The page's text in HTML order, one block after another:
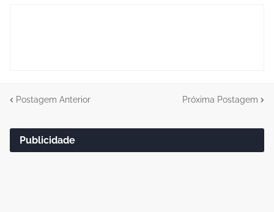
Postagem Anterior Próxima Postagem
Publicidade